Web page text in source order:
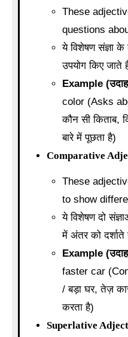
These
questions
ये विशेषण संज्ञा
उपयोग किए जाते
Example
color (Asks
कौन सी किताब,
बारे में पूछता है)
Comparative
These
to show
ये विशेषण दो
में अंतर को दर्शाते
Example
faster car
/ बड़ा घर, तेज़
करता है)
Superlative Adjectives (अतिशयोक्तिपूर्ण